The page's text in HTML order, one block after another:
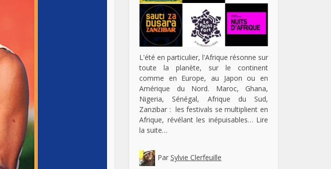
L'été en particulier, l'Afrique résonne sur
toute la planète, sur le continent
comme en Europe, au Japon ou en
Amérique du Nord. Maroc, Ghana,
Nigeria, Sénégal, Afrique du Sud,
Zanzibar : les festivals se multiplient en
Afrique, révélant les inépuisables… Lire
la suite…
Par Sylvie Clerfeuille